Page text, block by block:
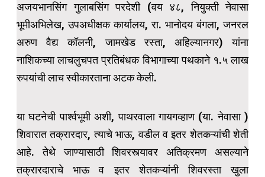
अजयभानसिंग गुलाबसिंग परदेशी (वय ४८, नियुक्ती नेवासा
भूमीअभिलेख, उपअधीक्षक कार्यालय, रा. भानोदय बंगला, जनरल
अरुण वैद्य कॉलनी, जामखेड रस्ता, अहिल्यानगर) यांना
नाशिकच्या लाचलुचपत प्रतिबंधक विभागाच्या पथकाने १.५ लाख
रुपयांची लाच स्वीकारताना अटक केली.
या घटनेची पार्श्वभूमी अशी, पाथरवाला गायगव्हाण (या. नेवासा )
शिवारात तक्रारदार, त्याचे भाऊ, वडील व इतर शेतकऱ्यांची शेती
आहे. तेथे जाण्यासाठी शिवरस्त्यावर अतिक्रमण असल्याने
तक्रारदाराचे भाऊ व इतर शेतकऱ्यांनी शिवरस्ता खुला